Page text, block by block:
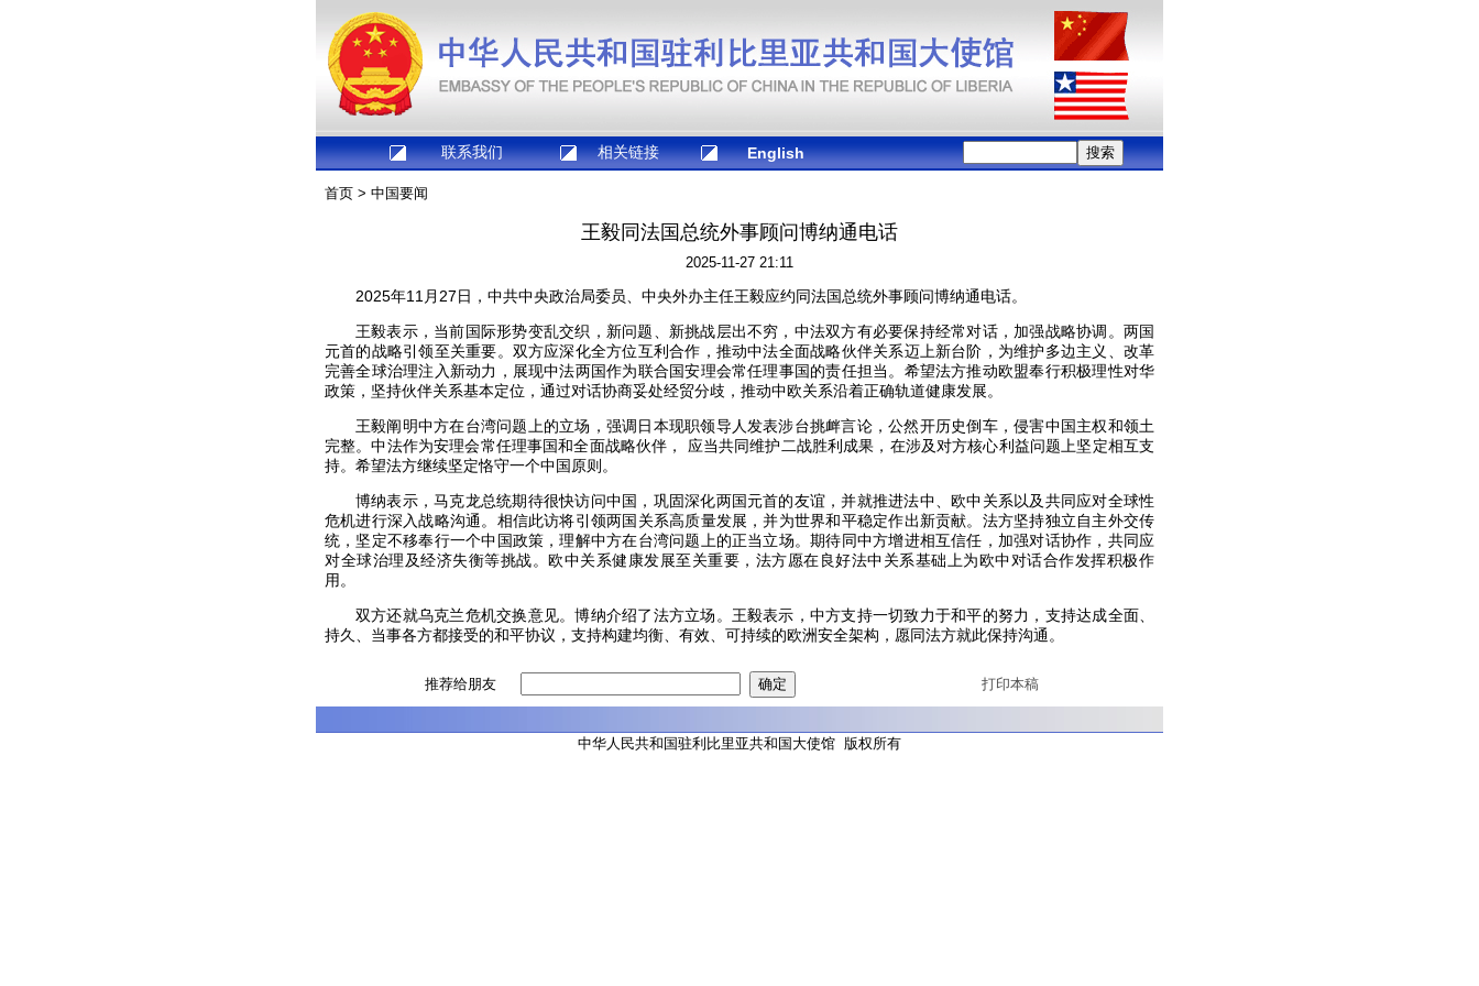
联系我们 相关链接 English
首页 > 中国要闻
​王毅同法国总统外事顾问博纳通电话
2025-11-27 21:11
2025年11月27日，中共中央政治局委员、中央外办主任王毅应约同法国总统外事顾问博纳通电话。
王毅表示，当前国际形势变乱交织，新问题、新挑战层出不穷，中法双方有必要保持经常对话，加强战略协调。两国
元首的战略引领至关重要。双方应深化全方位互利合作，推动中法全面战略伙伴关系迈上新台阶，为维护多边主义、改革
完善全球治理注入新动力，展现中法两国作为联合国安理会常任理事国的责任担当。希望法方推动欧盟奉行积极理性对华
政策，坚持伙伴关系基本定位，通过对话协商妥处经贸分歧，推动中欧关系沿着正确轨道健康发展。
王毅阐明中方在台湾问题上的立场，强调日本现职领导人发表涉台挑衅言论，公然开历史倒车，侵害中国主权和领土
完整。中法作为安理会常任理事国和全面战略伙伴， 应当共同维护二战胜利成果，在涉及对方核心利益问题上坚定相互支
持。希望法方继续坚定恪守一个中国原则。
博纳表示，马克龙总统期待很快访问中国，巩固深化两国元首的友谊，并就推进法中、欧中关系以及共同应对全球性
危机进行深入战略沟通。相信此访将引领两国关系高质量发展，并为世界和平稳定作出新贡献。法方坚持独立自主外交传
统，坚定不移奉行一个中国政策，理解中方在台湾问题上的正当立场。期待同中方增进相互信任，加强对话协作，共同应
对全球治理及经济失衡等挑战。欧中关系健康发展至关重要，法方愿在良好法中关系基础上为欧中对话合作发挥积极作
用。
双方还就乌克兰危机交换意见。博纳介绍了法方立场。王毅表示，中方支持一切致力于和平的努力，支持达成全面、
持久、当事各方都接受的和平协议，支持构建均衡、有效、可持续的欧洲安全架构，愿同法方就此保持沟通。
推荐给朋友 打印本稿
中华人民共和国驻利比里亚共和国大使馆 版权所有